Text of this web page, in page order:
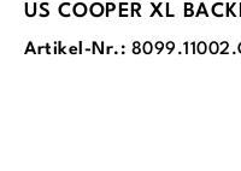
US COOPER XL
Artikel-Nr.: